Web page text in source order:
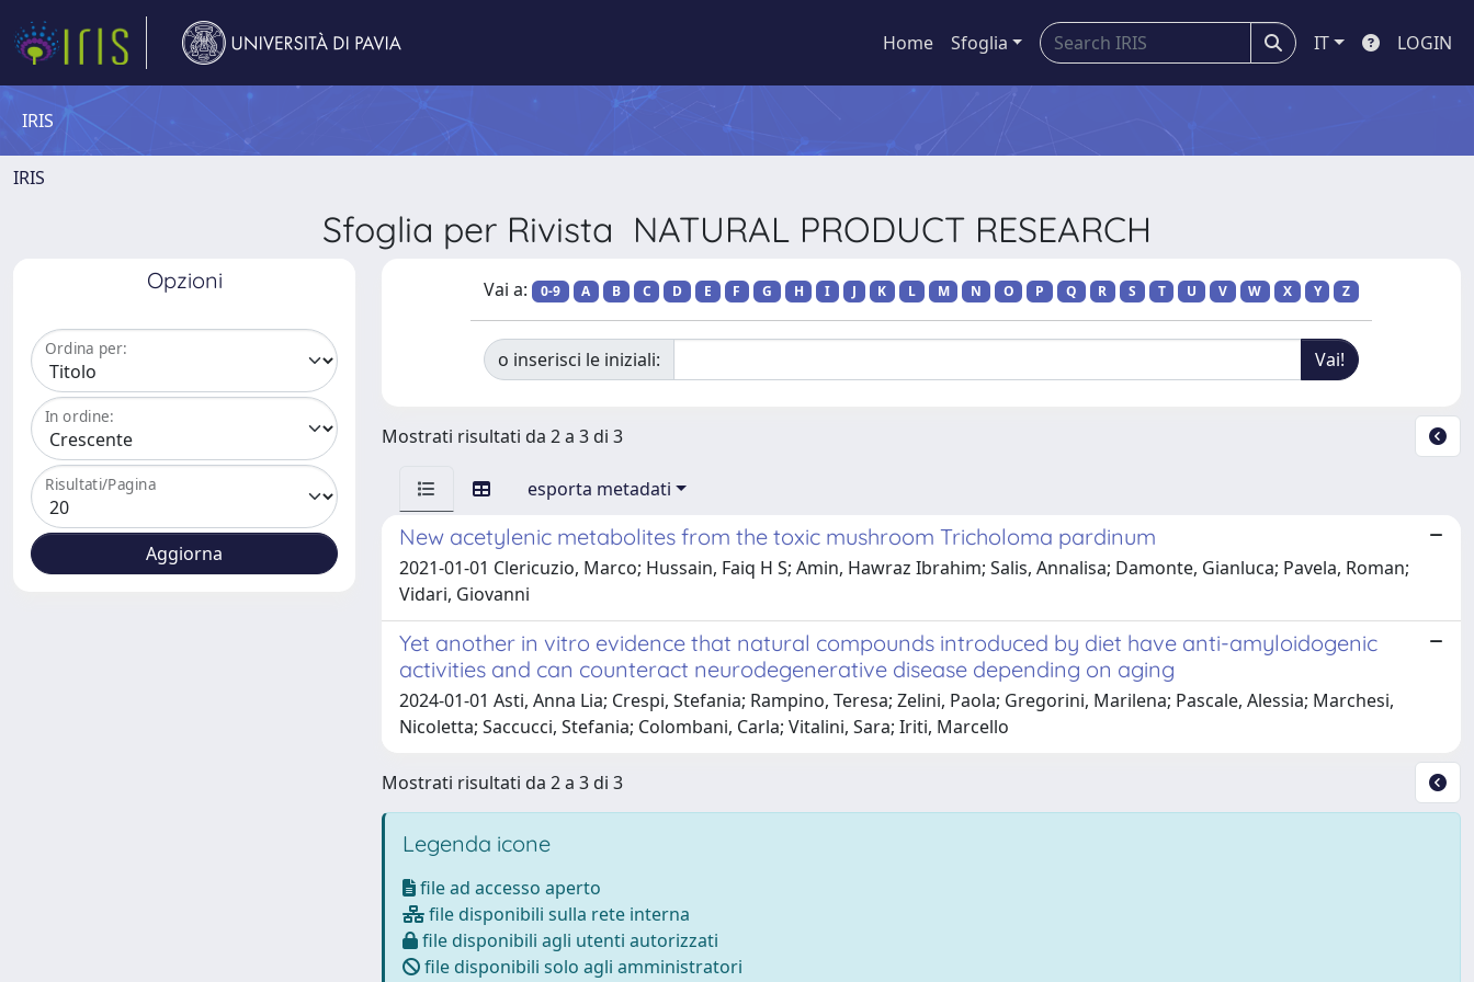
Home Sfoglia IT LOGIN
IRIS
IRIS
Sfoglia per Rivista NATURAL PRODUCT RESEARCH
Opzioni
Ordina per:
In ordine:
Risultati/Pagina
Vai a: 0-9 A B C D E F G H I J K L M N O P Q R S T U V W X Y Z
o inserisci le iniziali:
Mostrati risultati da 2 a 3 di 3
esporta metadati
New acetylenic metabolites from the toxic mushroom Tricholoma pardinum
2021-01-01 Clericuzio, Marco; Hussain, Faiq H S; Amin, Hawraz Ibrahim; Salis, Annalisa; Damonte, Gianluca; Pavela, Roman;
Vidari, Giovanni
Yet another in vitro evidence that natural compounds introduced by diet have anti-amyloidogenic
activities and can counteract neurodegenerative disease depending on aging
2024-01-01 Asti, Anna Lia; Crespi, Stefania; Rampino, Teresa; Zelini, Paola; Gregorini, Marilena; Pascale, Alessia; Marchesi,
Nicoletta; Saccucci, Stefania; Colombani, Carla; Vitalini, Sara; Iriti, Marcello
Mostrati risultati da 2 a 3 di 3
Legenda icone
file ad accesso aperto
file disponibili sulla rete interna
file disponibili agli utenti autorizzati
file disponibili solo agli amministratori